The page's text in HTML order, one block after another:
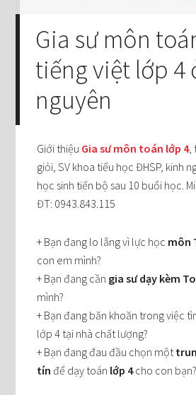
Gia sư môn
tiếng việt lớp 4
nguyên
Giới thiệu Gia sư môn toán lớp 4,
giỏi, SV khoa tiểu học ĐHSP, kinh
học sinh tiến bộ sau 10 buổi học.
ĐT: 0943.843.115
+ Bạn đang lo lắng vì lực học môn
con em mình?
+ Bạn đang cần gia sư dạy kèm
mình?
+ Bạn đang băn khoăn trong việc
lớp 4 tại nhà chất lượng?
+ Bạn đang đau đầu chọn một
tín để dạy toán lớp 4cho con bạn?